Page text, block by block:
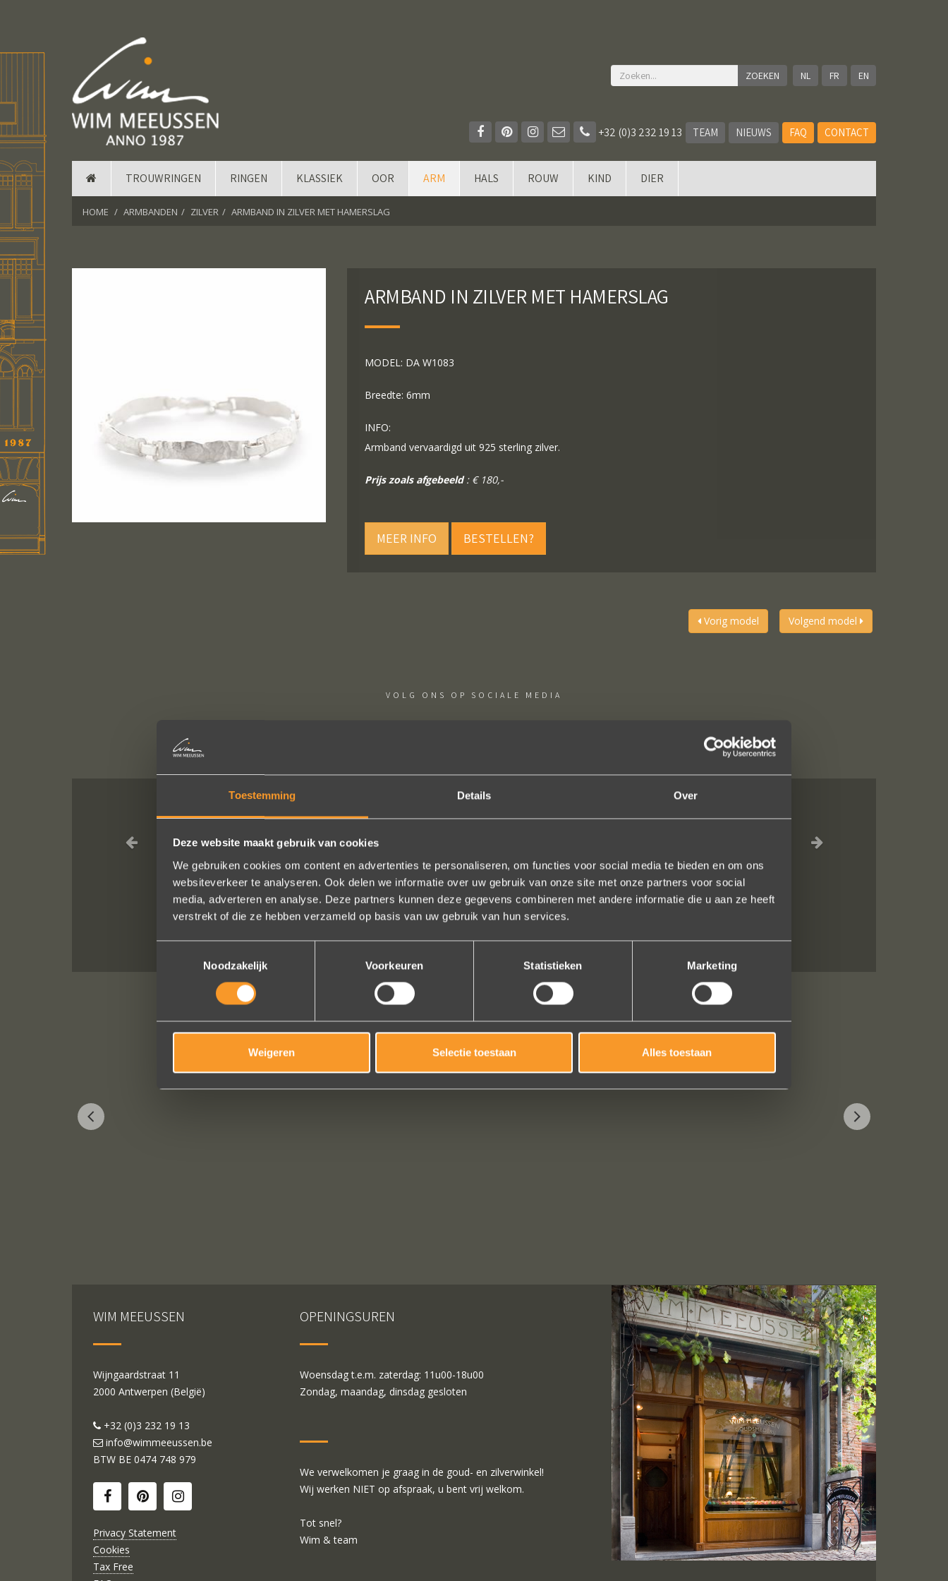
Toestemming Details Over
Deze website maakt gebruik van cookies
We gebruiken cookies om content en advertenties te personaliseren, om functies voor social media te bieden en om ons
websiteverkeer te analyseren. Ook delen we informatie over uw gebruik van onze site met onze partners voor social
media, adverteren en analyse. Deze partners kunnen deze gegevens combineren met andere informatie die u aan ze heeft
verstrekt of die ze hebben verzameld op basis van uw gebruik van hun services.
Noodzakelijk
Voorkeuren Statistieken Marketing
Weigeren Selectie toestaan Alles toestaan
NL FR EN
+32 (0)3 232 19 13 TEAM NIEUWS FAQ CONTACT
TROUWRINGEN RINGEN KLASSIEK OOR ARM HALS ROUW KIND DIER
HOME ARMBANDEN ZILVER ARMBAND IN ZILVER MET HAMERSLAG
ARMBAND IN ZILVER MET HAMERSLAG
MODEL: DA W1083
Breedte: 6mm
INFO:
Armband vervaardigd uit 925 sterling zilver.
Prijs zoals afgebeeld: € 180,-
MEER INFO BESTELLEN?
Vorig model Volgend model
VOLG ONS OP SOCIALE MEDIA
Wat een prachtige sieraden! Na mn trouwring heb ik nu aan mn andere hand ook een juweeltje. Zo
Marijn Melis
Bekijk al onze reviews
WIM MEEUSSEN
Wijngaardstraat 11
2000 Antwerpen (België)
+32 (0)3 232 19 13
info@wimmeeussen.be
BTW BE 0474 748 979
Privacy Statement
Cookies
Tax Free
OPENINGSUREN
Woensdag t.e.m. zaterdag: 11u00-18u00
Zondag, maandag, dinsdag gesloten
We verwelkomen je graag in de goud- en zilverwinkel!
Wij werken NIET op afspraak, u bent vrij welkom.
Tot snel?
Wim & team